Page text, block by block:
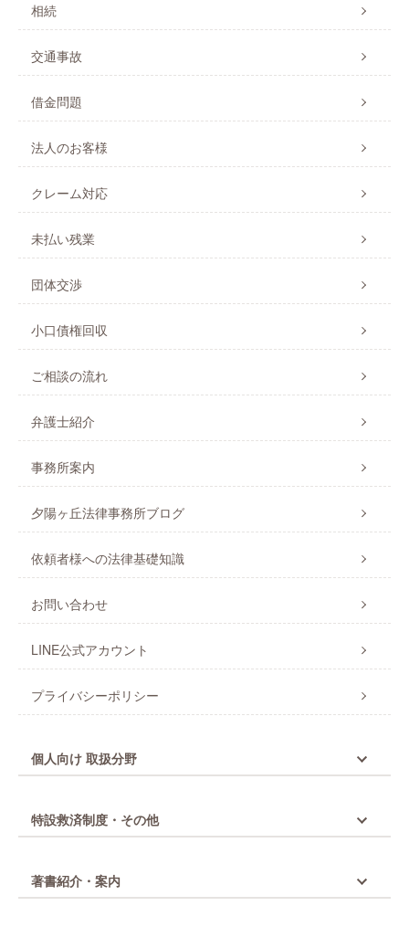
相続
交通事故
借金問題
法人のお客様
クレーム対応
未払い残業
団体交渉
小口債権回収
ご相談の流れ
弁護士紹介
事務所案内
夕陽ヶ丘法律事務所ブログ
依頼者様への法律基礎知識
お問い合わせ
LINE公式アカウント
プライバシーポリシー
個人向け 取扱分野
特設救済制度・その他
著書紹介・案内